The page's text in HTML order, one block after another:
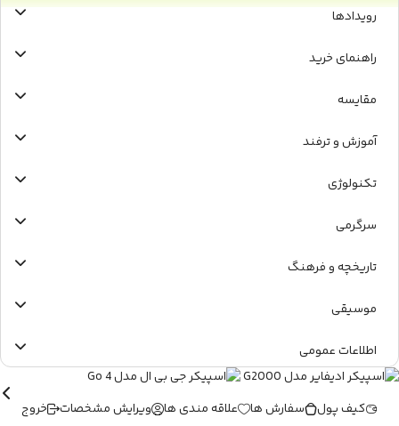
رویدادها
راهنمای خرید
مقایسه
آموزش و ترفند
تکنولوژی
سرگرمی
تاریخچه و فرهنگ
موسیقی
اطلاعات عمومی
کیف پول سفارش ها علاقه مندی ها ویرایش مشخصات خروج